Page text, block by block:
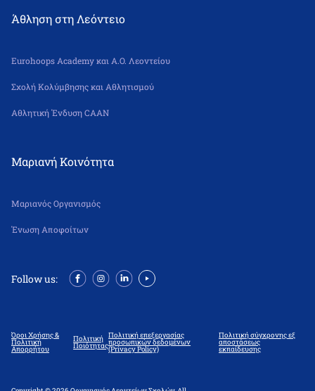
Άθληση στη Λεόντειο
Eurohoops Academy και Α.Ο. Λεοντείου
Σχολή Κολύμβησης και Αθλητισμού
Αθλητική Ένδυση CAAN
Μαριανή Κοινότητα
Μαριανός Οργανισμός
Ένωση Αποφοίτων
Follow us:
Όροι Χρήσης &
Πολιτική
Απορρήτου
Πολιτική
Ποιότητας
Πολιτική επεξεργασίας
προσωπικών δεδομένων
(Privacy Policy)
Πολιτική σύγχρονης εξ
αποστάσεως
εκπαίδευσης